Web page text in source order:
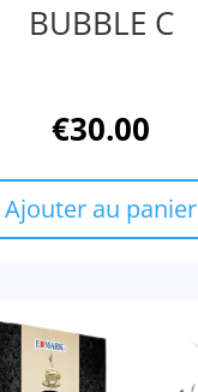
BUBBLE C
€30.00
Ajouter au panier